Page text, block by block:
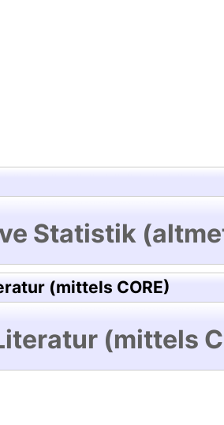
Statistik
(mittels CORE)
(mittels